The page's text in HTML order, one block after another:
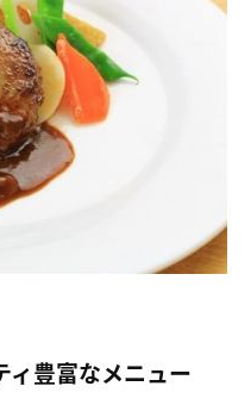
ィ豊富なメニュー